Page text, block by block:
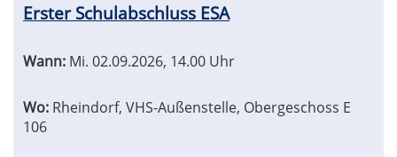
Erster Schulabschluss ESA
Wann: Mi. 02.09.2026, 14.00 Uhr
Wo: Rheindorf, VHS-Außenstelle, Obergeschoss E
106